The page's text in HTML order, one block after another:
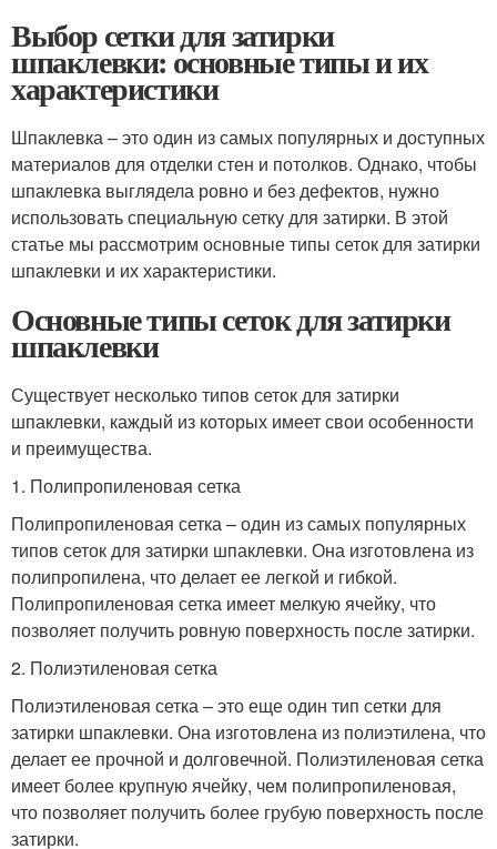
Выбор сетки для затирки
шпаклевки: основные типы и их
характеристики
Шпаклевка – это один из самых популярных и доступных
материалов для отделки стен и потолков. Однако, чтобы
шпаклевка выглядела ровно и без дефектов, нужно
использовать специальную сетку для затирки. В этой
статье мы рассмотрим основные типы сеток для затирки
шпаклевки и их характеристики.
Основные типы сеток для затирки
шпаклевки
Существует несколько типов сеток для затирки
шпаклевки, каждый из которых имеет свои особенности
и преимущества.
1. Полипропиленовая сетка
Полипропиленовая сетка – один из самых популярных
типов сеток для затирки шпаклевки. Она изготовлена из
полипропилена, что делает ее легкой и гибкой.
Полипропиленовая сетка имеет мелкую ячейку, что
позволяет получить ровную поверхность после затирки.
2. Полиэтиленовая сетка
Полиэтиленовая сетка – это еще один тип сетки для
затирки шпаклевки. Она изготовлена из полиэтилена, что
делает ее прочной и долговечной. Полиэтиленовая сетка
имеет более крупную ячейку, чем полипропиленовая,
что позволяет получить более грубую поверхность после
затирки.